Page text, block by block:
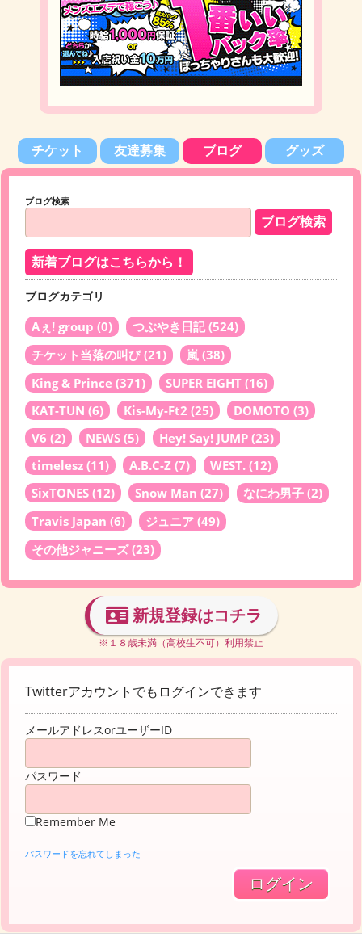
チケット 友達募集 ブログ グッズ
ブログ検索
新着ブログはこちらから！
ブログカテゴリ
Aぇ! group (0) つぶやき日記(524)
チケット当落の叫び(21) 嵐 (38)
King & Prince (371) SUPER EIGHT (16)
KAT-TUN (6) Kis-My-Ft2 (25) DOMOTO (3)
V6 (2) NEWS (5) Hey! Say! JUMP (23)
timelesz (11) A.B.C-Z (7) WEST. (12)
SixTONES (12) Snow Man (27) なにわ男子 (2)
Travis Japan (6) ジュニア (49)
その他ジャニーズ(23)
新規登録はコチラ
※１８歳未満（高校生不可）利用禁止
Twitterアカウントでもログインできます
メールアドレスorユーザーID
パスワード
Remember Me
パスワードを忘れてしまった